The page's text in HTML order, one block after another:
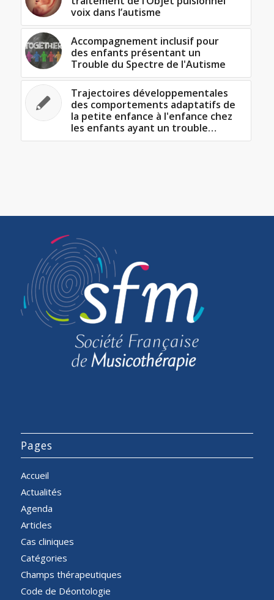
voix dans l’autisme
Accompagnement inclusif pour
des enfants présentant un
Trouble du Spectre de l'Autisme
Trajectoires développementales
des comportements adaptatifs de
la petite enfance à l'enfance chez
les enfants ayant un trouble…
Pages
Accueil
Actualités
Agenda
Articles
Cas cliniques
Catégories
Champs thérapeutiques
Code de Déontologie